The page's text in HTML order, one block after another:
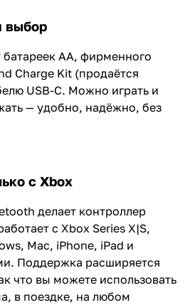
выбор
батареек AA, фирменного
Charge Kit (продаётся
USB-C. Можно играть и
— удобно, надёжно, без
с Xbox
делает контроллер
с Xbox Series X|S,
Mac, iPhone, iPad и
Поддержка расширяется
что вы можете использовать
в поездке, на любом